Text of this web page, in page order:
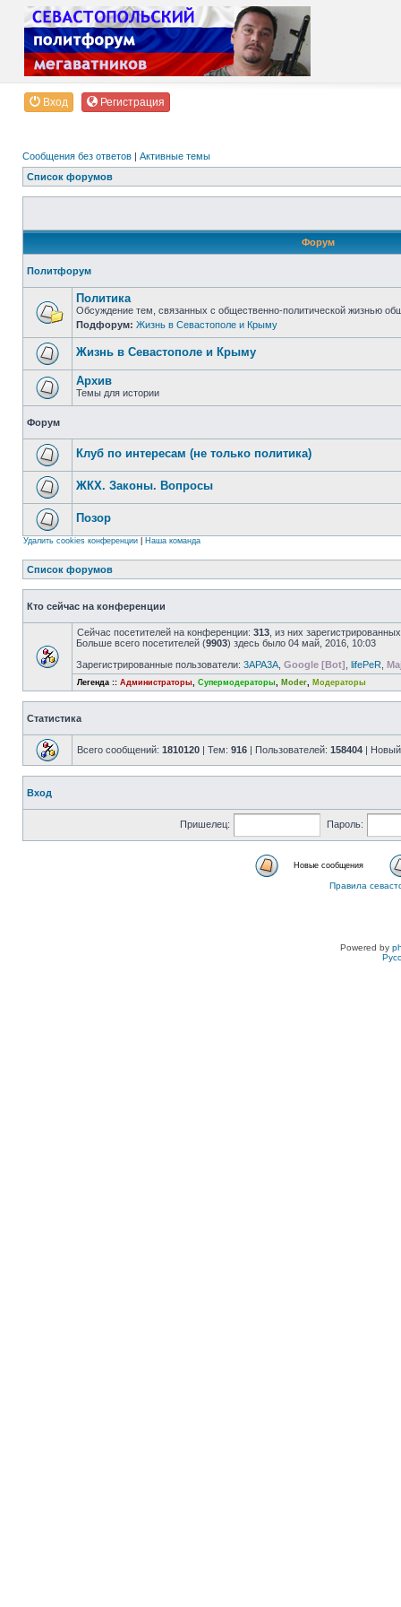
Вход Регистрация
Сообщения без ответов | Активные темы
Список форумов
Форум
Политфорум
Политика
Обсуждение тем, связанных с общественно-политической жизнью
Подфорум: Жизнь в Севастополе и Крыму
Жизнь в Севастополе и Крыму
Архив
Темы для истории
Форум
Клуб по интересам (не только политика)
ЖКХ. Законы. Вопросы
Позор
Удалить cookies конференции Наша команда
Список форумов
Кто сейчас на конференции
Сейчас посетителей на конференции: 313 , из них
Больше всего посетителей (9903) здесь было 04 май, 2016, 10:03
Зарегистрированные пользователи: 3APA3A Google [Bot] lifePeR
Легенда :: Администраторы, Супермодераторы, Moder, Модераторы
Статистика
Всего сообщений: 1810120 | Тем: 916 | Пользователей: 158404 |
Вход
Пришелец: Пароль:
Новые сообщения
Правила
Powered by